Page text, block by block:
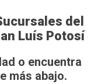
del
Luís Potosí
o encuentra
más abajo.